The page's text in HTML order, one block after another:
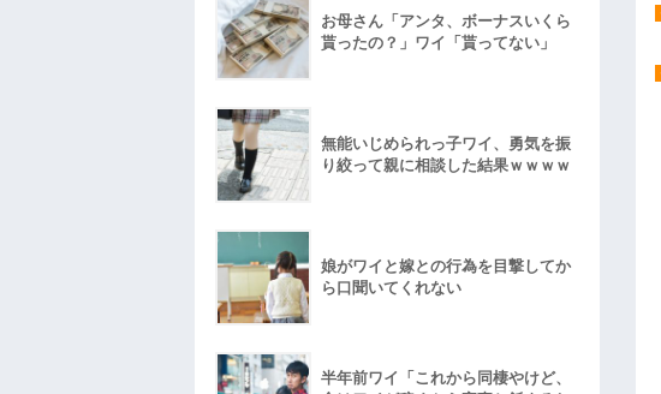
お母さん「アンタ、ボーナスいくら
貰ったの？」ワイ「貰ってない」
無能いじめられっ子ワイ、勇気を振
り絞って親に相談した結果ｗｗｗｗ
娘がワイと嫁との行為を目撃してか
ら口聞いてくれない
半年前ワイ「これから同棲やけど、